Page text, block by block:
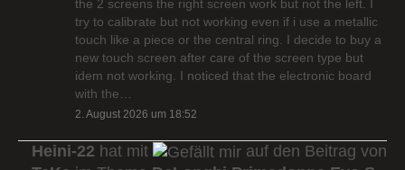
the 2 screens the right screen work but not the left. I
try to calibrate but not working even if i use a metallic
touch like a piece or the central ring. I decide to buy a
new touch screen after care of the screen type but
idem not working. I noticed that the electronic board
with the…
2. August 2026 um 18:52
Heini-22 hat mit
auf den Beitrag von